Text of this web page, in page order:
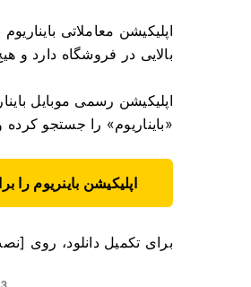
اپلیکیشن معاملاتی
بالایی در فروشگاه دارد و
اپلیکیشن رسمی موبایل
«بایناریوم» را جستجو
اپلیکیشن باینریوم را
برای تکمیل دانلود، روی